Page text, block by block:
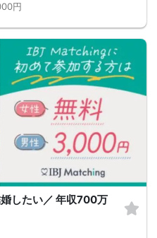
円
したい／ 年収700万